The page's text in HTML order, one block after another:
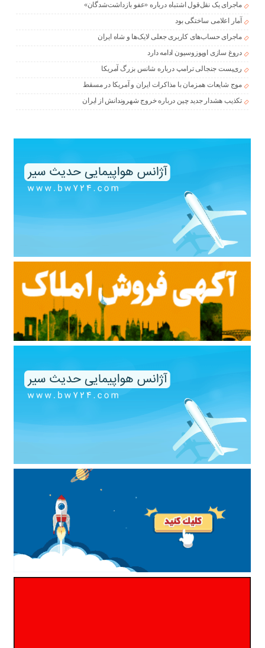
ماجرای یک نقل‌قول اشتباه درباره «عفو بازداشت‌شدگان»
آمار اعلامی ساختگی بود
ماجرای حساب‌های کاربری جعلی لایک‌ها و شاه ایران
دروغ سازی اوپوزوسیون ادامه دارد
ری‌پست جنجالی ترامپ درباره شانس بزرگ آمریکا
موج شایعات همزمان با مذاکرات ایران و آمریکا در مسقط
تکذیب هشدار جدید چین درباره خروج شهروندانش از ایران